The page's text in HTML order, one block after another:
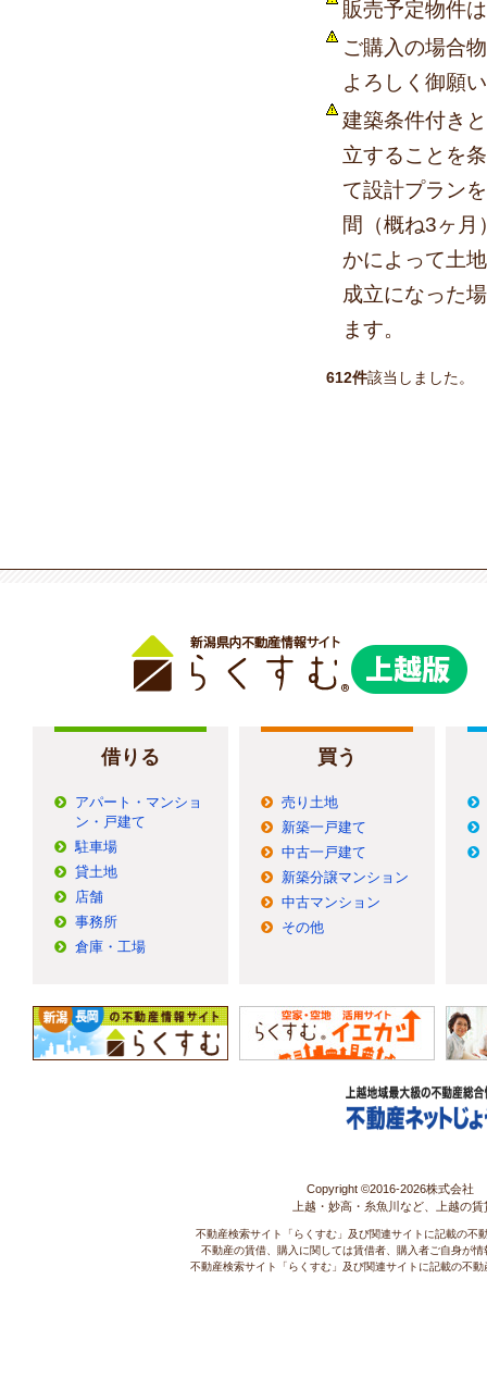
販売予定物件
ご購入の場合
よろしく御願
建築条件付き
立することを
て設計プラン
間（概ね3ヶ月
かによって土
成立になった
ます。
612件該当しました。
借りる
アパート・マンショ
ン・戸建て
駐車場
貸土地
店舗
事務所
倉庫・工場
買う
売り土地
新築一戸建て
中古一戸建て
新築分譲マンション
中古マンション
その他
Copyright ©2016-2026株式会社
上越・妙高・糸魚川など、上越の
不動産検索サイト「らくすむ」及び関連サイトに記載の不
不動産の賃借、購入に関しては賃借者、購入者ご自身が
不動産検索サイト「らくすむ」及び関連サイトに記載の不